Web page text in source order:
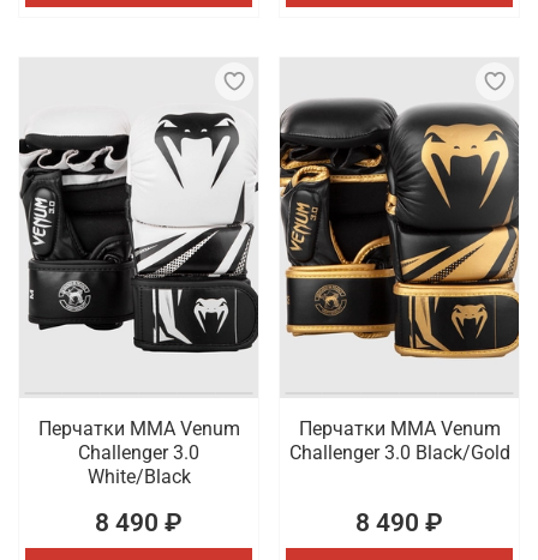
Перчатки ММА Venum
Challenger 3.0
White/Black
8 490 ₽
Перчатки ММА Venum
Challenger 3.0 Black/Gold
8 490 ₽